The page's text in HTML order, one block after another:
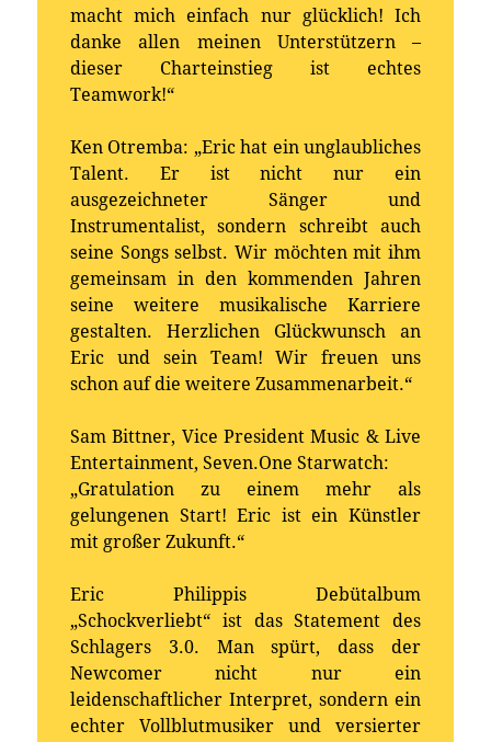
macht mich einfach nur glücklich! Ich
danke allen meinen Unterstützern –
dieser Charteinstieg ist echtes
Teamwork!“
Ken Otremba: „Eric hat ein unglaubliches
Talent. Er ist nicht nur ein
ausgezeichneter Sänger und
Instrumentalist, sondern schreibt auch
seine Songs selbst. Wir möchten mit ihm
gemeinsam in den kommenden Jahren
seine weitere musikalische Karriere
gestalten. Herzlichen Glückwunsch an
Eric und sein Team! Wir freuen uns
schon auf die weitere Zusammenarbeit.“
Sam Bittner, Vice President Music & Live
Entertainment, Seven.One Starwatch:
„Gratulation zu einem mehr als
gelungenen Start! Eric ist ein Künstler
mit großer Zukunft.“
Eric Philippis Debütalbum
„Schockverliebt“ ist das Statement des
Schlagers 3.0. Man spürt, dass der
Newcomer nicht nur ein
leidenschaftlicher Interpret, sondern ein
echter Vollblutmusiker und versierter